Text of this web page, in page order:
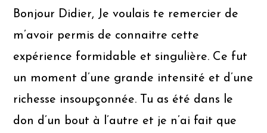
Bonjour Didier, Je voulais te remercier de
m’avoir permis de connaitre cette
expérience formidable et singulière. Ce fut
un moment d’une grande intensité et d’une
richesse insoupçonnée. Tu as été dans le
don d’un bout à l’autre et je n’ai fait que